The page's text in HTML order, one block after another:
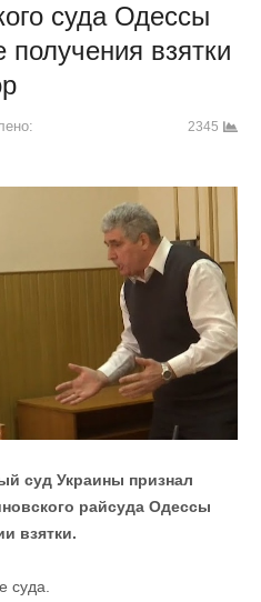
суда Одессы
получения взятки
2345
суд Украины признал
райсуда Одессы
взятки.
суда.